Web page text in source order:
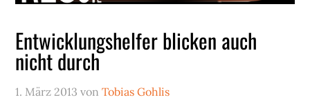
Entwicklungshelfer blicken auch
nicht durch
1. März 2013 vonTobias Gohlis